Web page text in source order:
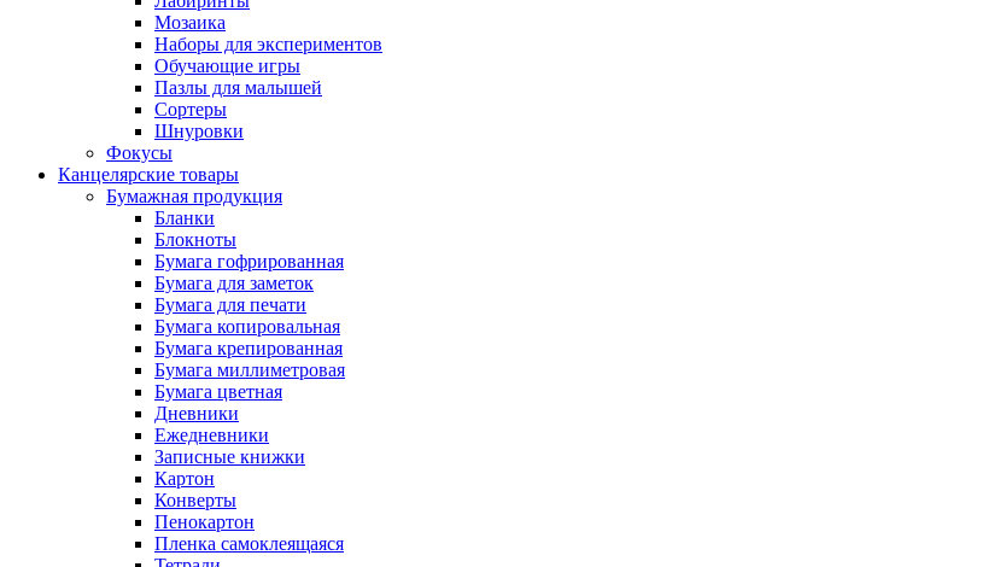
Мозаика
Наборы для экспериментов
Обучающие игры
Пазлы для малышей
Сортеры
Шнуровки
Фокусы
Канцелярские товары
Бумажная продукция
Бланки
Блокноты
Бумага гофрированная
Бумага для заметок
Бумага для печати
Бумага копировальная
Бумага крепированная
Бумага миллиметровая
Бумага цветная
Дневники
Ежедневники
Записные книжки
Картон
Конверты
Пенокартон
Пленка самоклеящаяся